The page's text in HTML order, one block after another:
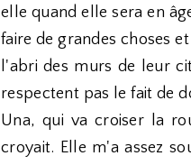
elle quand elle sera en
faire de grandes choses
l'abri des murs de leur
respectent pas le fait de
Una, qui va croiser la
croyait. Elle m'a assez